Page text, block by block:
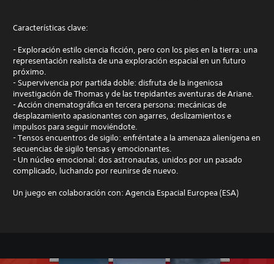
Características clave:
- Exploración estilo ciencia ficción, pero con los pies en la tierra: una
representación realista de una exploración espacial en un futuro
próximo.
- Supervivencia por partida doble: disfruta de la ingeniosa
investigación de Thomas y de las trepidantes aventuras de Ariane.
- Acción cinematográfica en tercera persona: mecánicas de
desplazamiento apasionantes con agarres, deslizamientos e
impulsos para seguir moviéndote.
- Tensos encuentros de sigilo: enfréntate a la amenaza alienígena en
secuencias de sigilo tensas y emocionantes.
- Un núcleo emocional: dos astronautas, unidos por un pasado
complicado, luchando por reunirse de nuevo.
Un juego en colaboración con: Agencia Espacial Europea (ESA)